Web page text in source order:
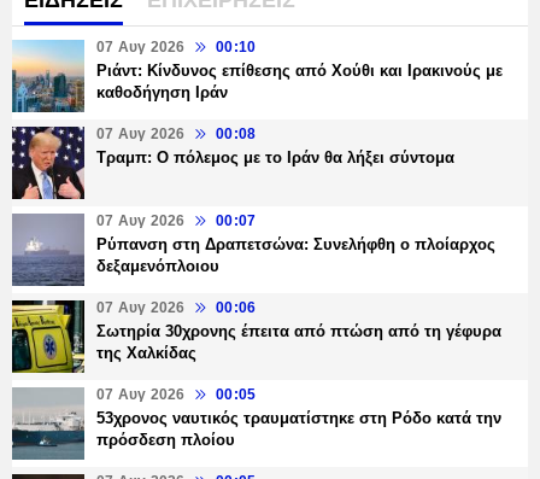
07 Αυγ 2026 00:10
Ριάντ: Κίνδυνος επίθεσης από Χούθι και Ιρακινούς με
καθοδήγηση Ιράν
07 Αυγ 2026 00:08
Τραμπ: Ο πόλεμος με το Ιράν θα λήξει σύντομα
07 Αυγ 2026 00:07
Ρύπανση στη Δραπετσώνα: Συνελήφθη ο πλοίαρχος
δεξαμενόπλοιου
07 Αυγ 2026 00:06
Σωτηρία 30χρονης έπειτα από πτώση από τη γέφυρα
της Χαλκίδας
07 Αυγ 2026 00:05
53χρονος ναυτικός τραυματίστηκε στη Ρόδο κατά την
πρόσδεση πλοίου